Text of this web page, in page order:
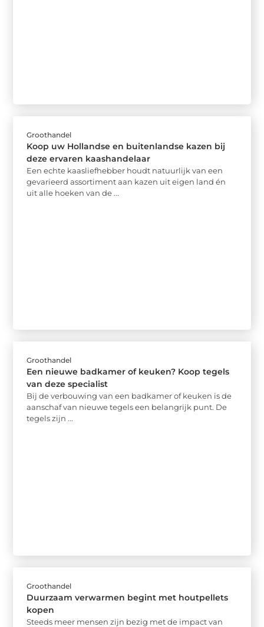
Groothandel
Koop uw Hollandse en buitenlandse kazen bij
deze ervaren kaashandelaar
Een echte kaasliefhebber houdt natuurlijk van een
gevarieerd assortiment aan kazen uit eigen land én
uit alle hoeken van de ...
Groothandel
Een nieuwe badkamer of keuken? Koop tegels
van deze specialist
Bij de verbouwing van een badkamer of keuken is de
aanschaf van nieuwe tegels een belangrijk punt. De
tegels zijn ...
Groothandel
Duurzaam verwarmen begint met houtpellets
kopen
Steeds meer mensen zijn bezig met de impact van